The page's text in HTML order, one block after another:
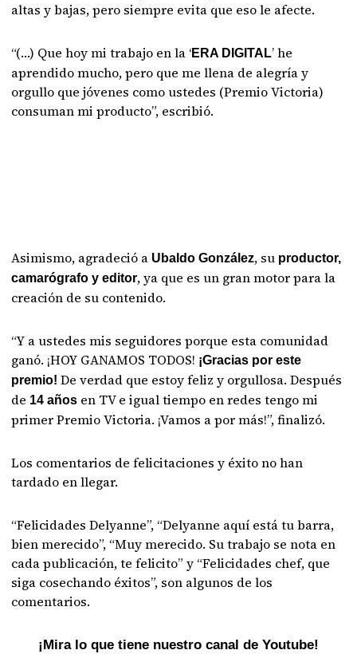
altas y bajas, pero siempre evita que eso le afecte.
“(…) Que hoy mi trabajo en la ‘ERA DIGITAL’ he
aprendido mucho, pero que me llena de alegría y
orgullo que jóvenes como ustedes (Premio Victoria)
consuman mi producto”, escribió.
Asimismo, agradeció a Ubaldo González, su productor,
camarógrafo y editor, ya que es un gran motor para la
creación de su contenido.
“Y a ustedes mis seguidores porque esta comunidad
ganó. ¡HOY GANAMOS TODOS! ¡Gracias por este
premio!De verdad que estoy feliz y orgullosa. Después
de 14 años en TV e igual tiempo en redes tengo mi
primer Premio Victoria. ¡Vamos a por más!”, finalizó.
Los comentarios de felicitaciones y éxito no han
tardado en llegar.
“Felicidades Delyanne”, “Delyanne aquí está tu barra,
bien merecido”, “Muy merecido. Su trabajo se nota en
cada publicación, te felicito” y “Felicidades chef, que
siga cosechando éxitos”, son algunos de los
comentarios.
¡Mira lo que tiene nuestro canal de Youtube!